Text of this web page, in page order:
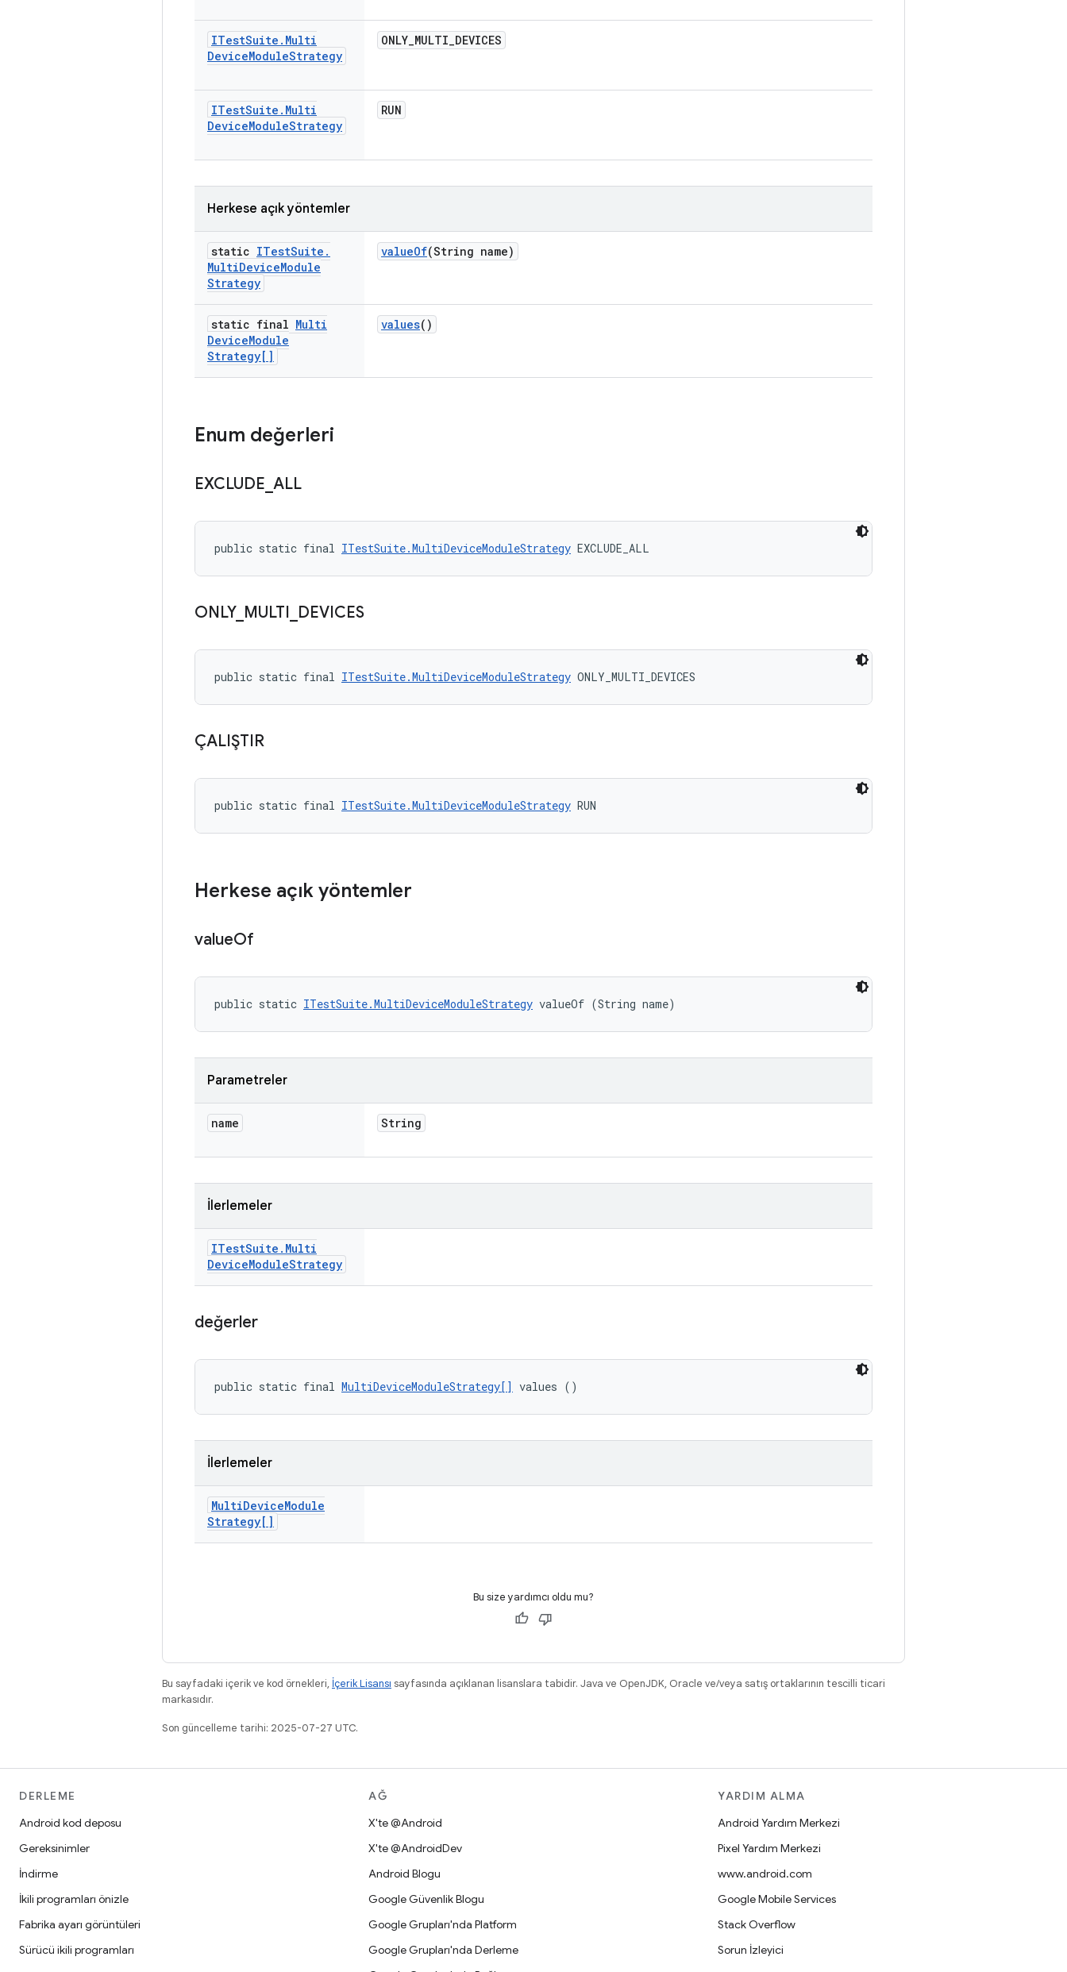
ITestSuite . Multi
DeviceModuleStrategy
ONLY_MULTI_DEVICES
ITestSuite . Multi
DeviceModuleStrategy
RUN
Herkese açık yöntemler
static ITestSuite .
MultiDeviceModule
Strategy
valueOf(String name)
static final Multi
DeviceModule
Strategy[]
values()
Enum değerleri
EXCLUDE ALL
public static final ITestSuite.MultiDeviceModuleStrategy EXCLUDE_ALL
ONLY_ MULTI DEVICES
public static final ITestSuite.MultiDeviceModuleStrategy ONLY_MULTI_DEVICES
ÇALIŞTIR
public static final ITestSuite.MultiDeviceModuleStrategy RUN
Herkese açık yöntemler
valueOf
public static ITestSuite.MultiDeviceModuleStrategy valueOf (String name)
Parametreler
name String
İlerlemeler
ITestSuite . Multi
DeviceModuleStrategy
değerler
public static final MultiDeviceModuleStrategy[] values ()
İlerlemeler
MultiDeviceModule
Strategy[]
Bu size yardımcı oldu mu?
Bu sayfadaki içerik ve kod örnekleri, İçerik Lisansı sayfasında açıklanan lisanslara tabidir. Java ve OpenJDK, Oracle ve/veya satış ortaklarının tescilli ticari
markasıdır.
Son güncelleme tarihi: 2025-07-27 UTC.
DERLEME
Android kod deposu
Gereksinimler
İndirme
İkili programları önizle
Fabrika ayarı görüntüleri
Sürücü ikili programları
AĞ
X'te @Android
X'te @AndroidDev
Android Blogu
Google Güvenlik Blogu
Google Grupları'nda Platform
Google Grupları'nda Derleme
YARDIM ALMA
Android Yardım Merkezi
Pixel Yardım Merkezi
www.android.com
Google Mobile Services
Stack Overflow
Sorun İzleyici